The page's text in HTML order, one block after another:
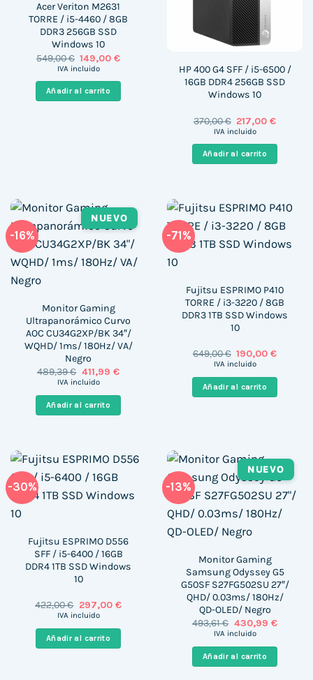
Acer Veriton M2631
TORRE / i5-4460 / 8GB
DDR3 256GB SSD
Windows 10
549,00€ El
precio
era:
549,00 €.
149,00€El
es:
149,00 €.
IVA incluido
Añadir al carrito
HP 400 G4 SFF / i5-6500 /
16GB DDR4 256GB SSD
Windows 10
370,00€ El
precio
era:
370,00 €.
217,00€El
es:
217,00 €.
IVA incluido
Añadir al carrito
-16%
NUEVO
Monitor Gaming
Ultrapanorámico Curvo
AOC CU34G2XP/BK 34″/
WQHD/ 1ms/ 180Hz/ VA/
Negro
489,39€ El
precio
era:
489,39 €.
411,99 €El
es:
411,99 €.
IVA incluido
Añadir al carrito
-71%
Fujitsu ESPRIMO P410
TORRE / i3-3220 / 8GB
DDR3 1TB SSD Windows
10
649,00€ El
precio
era:
649,00 €.
190,00€El
es:
190,00
IVA incluido
Añadir al carrito
-30%
Fujitsu ESPRIMO D556
SFF / i5-6400 / 16GB
DDR4 1TB SSD Windows
10
422,00€ El
precio
era:
422,00 €.
297,00 €El
es:
IVA incluido
Añadir al carrito
-13%
NUEVO
Monitor Gaming
Samsung Odyssey G5
G50SF S27FG502SU 27″/
QHD/ 0.03ms/ 180Hz/
QD-OLED/ Negro
493,61€ El
precio
era:
493,61 €.
430,99 €El
es:
IVA incluido
Añadir al carrito